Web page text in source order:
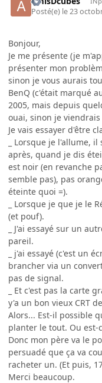
Posté(e) le 23
Bonjour,
Je me présente (je
présenter mon
sinon je vous aurais
BenQ (c'était marqué
2005, mais depuis
ouai, sinon je
Je vais essayer d'être
_ Lorsque je l'allume,
après, quand je dis
est noir (en revanche
semble pas), pas
éteinte quoi =).
_ Lorsque je que je le
(et pouf).
_ J'ai essayé sur un
pareil.
_ j'ai essayé (c'est un
brancher via un
pas de signal.
_ Et c'est pas la carte
y'a un bon vieux CRT
Alors... Est-il possible
planter le tout. Ou est-
Donc mon père va le
persuadé que ça va
racheter un. (Et puis,
Merci beaucoup.